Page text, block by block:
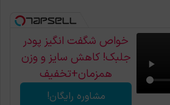
خواص شگفت انگیز پودر
جلبک! کاهش سایز و وزن
همزمان+تخفیف
مشاوره رایگان!